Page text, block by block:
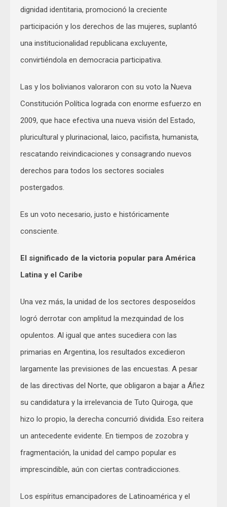
dignidad identitaria, promocionó la creciente
participación y los derechos de las mujeres, suplantó
una institucionalidad republicana excluyente,
convirtiéndola en democracia participativa.
Las y los bolivianos valoraron con su voto la Nueva
Constitución Política lograda con enorme esfuerzo en
2009, que hace efectiva una nueva visión del Estado,
pluricultural y plurinacional, laico, pacifista, humanista,
rescatando reivindicaciones y consagrando nuevos
derechos para todos los sectores sociales
postergados.
Es un voto necesario, justo e históricamente
consciente.
El significado de la victoria popular para América
Latina y el Caribe
Una vez más, la unidad de los sectores desposeídos
logró derrotar con amplitud la mezquindad de los
opulentos. Al igual que antes sucediera con las
primarias en Argentina, los resultados excedieron
largamente las previsiones de las encuestas. A pesar
de las directivas del Norte, que obligaron a bajar a Áñez
su candidatura y la irrelevancia de Tuto Quiroga, que
hizo lo propio, la derecha concurrió dividida. Eso reitera
un antecedente evidente. En tiempos de zozobra y
fragmentación, la unidad del campo popular es
imprescindible, aún con ciertas contradicciones.
Los espíritus emancipadores de Latinoamérica y el